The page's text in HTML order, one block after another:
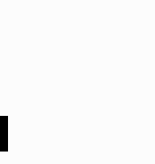
ARAMITH TOURNAMENT